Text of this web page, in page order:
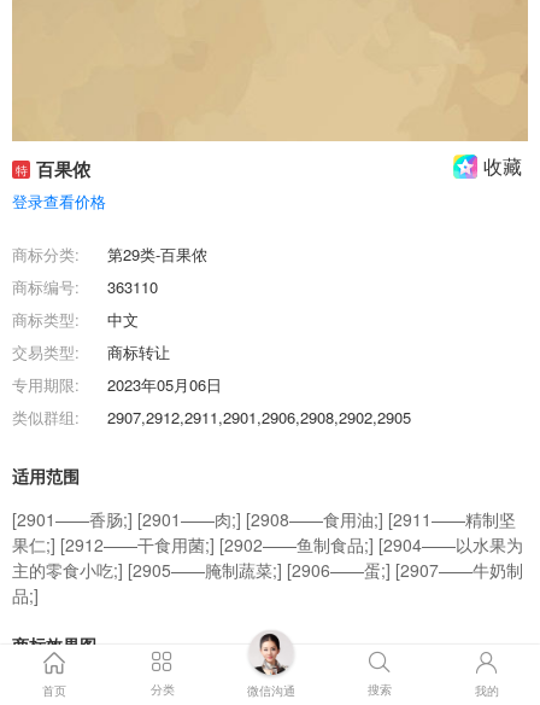
特 百果侬 收藏
登录查看价格
商标分类:
第29类-百果侬
商标编号:
363110
商标类型:
中文
交易类型:
商标转让
专用期限:
2023年05月06日
类似群组:
2907,2912,2911,2901,2906,2908,2902,2905
适用范围
[2901——香肠;] [2901——肉;] [2908——食用油;] [2911——精制坚
果仁;] [2912——干食用菌;] [2902——鱼制食品;] [2904——以水果为
主的零食小吃;] [2905——腌制蔬菜;] [2906——蛋;] [2907——牛奶制
品;]
商标效果图
首页 分类 微信沟通 搜索 我的